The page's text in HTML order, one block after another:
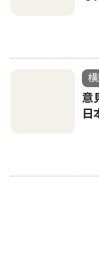
意
日